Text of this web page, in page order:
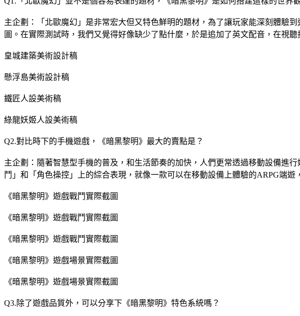
主企劃：「北歐魔幻」是非常宏大但又特色鮮明的題材，為了讓玩家能深刻體驗
圖。在實際測試時，我們又覺得好像缺少了點什麼，於是追加了英文配音，在視
皇城建築美術設計稿
懸浮島美術設計稿
鐵匠人設美術稿
綠龍妖姬人設美術稿
Q2.對比時下的手機遊戲，《暗黑黎明》最大的賣點是？
主企劃：隨著智慧型手機的普及，和生活節奏的加快，人們更常透過移動設備進
鬥」和「角色操控」上的綜合表現，就像一款可以在移動設備上體驗的ARPG端遊
《暗黑黎明》遊戲戰鬥實際截圖
《暗黑黎明》遊戲戰鬥實際截圖
《暗黑黎明》遊戲戰鬥實際截圖
《暗黑黎明》遊戲場景實際截圖
《暗黑黎明》遊戲場景實際截圖
Q3.除了遊戲品質外，可以分享下《暗黑黎明》特色系統嗎？